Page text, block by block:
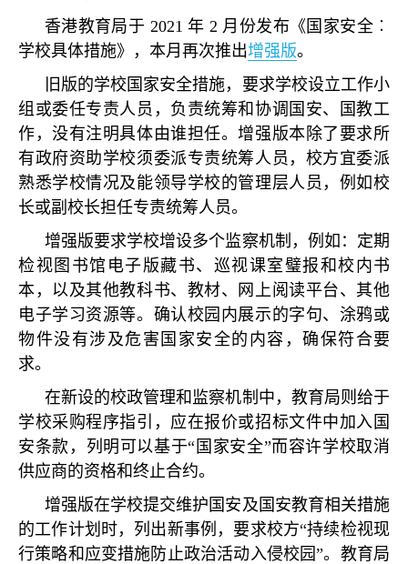
香港教育局于 2021年 2 月份发布《国家安全︰
学校具体措施》，本月再次推出增强版。
旧版的学校国家安全措施，要求学校设立工作小
组或委任专责人员，负责统筹和协调国安、国教工
作，没有注明具体由谁担任。增强版本除了要求所
有政府资助学校须委派专责统筹人员，校方宜委派
熟悉学校情况及能领导学校的管理层人员，例如校
长或副校长担任专责统筹人员。
增强版要求学校增设多个监察机制，例如：定期
检视图书馆电子版藏书、巡视课室璧报和校内书
本，以及其他教科书、教材、网上阅读平台、其他
电子学习资源等。确认校园内展示的字句、涂鸦或
物件没有涉及危害国家安全的内容，确保符合要
求。
在新设的校政管理和监察机制中，教育局则给于
学校采购程序指引，应在报价或招标文件中加入国
安条款，列明可以基于“ 国家安全”而容许学校取消
供应商的资格和终止合约。
增强版在学校提交维护国安及国安教育相关措施
的工作计划时，列出新事例，要求校方“持续检视现
行策略和应变措施防止政治活动入侵校园”。教育局